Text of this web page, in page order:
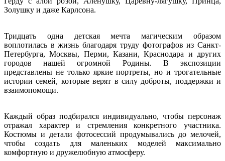
Золушку и даже Карлсона.
Тридцать одна детская мечта магическим образом
воплотилась в жизнь благодаря труду фотографов из Санкт-
Петербурга, Москвы, Перми, Казани, Краснодара и других
городов нашей огромной Родины. В экспозиции
представлены не только яркие портреты, но и трогательные
истории семей, которые верят в силу доброты, поддержки и
взаимопомощи.
Каждый образ подбирался индивидуально, чтобы персонаж
отражал характер и стремления конкретного участника.
Костюмы и детали фотосессий продумывались до мелочей,
чтобы создать для маленьких моделей максимально
комфортную и дружелюбную атмосферу.